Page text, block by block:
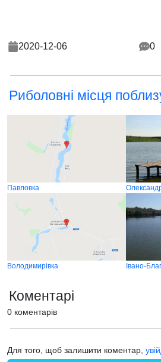
2020-12-06 0
Риболовні місця
Павловка
Володимирівка Івано-
Коментарі
0 коментарів
Для того, щоб залишити коментар,